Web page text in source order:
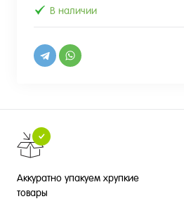
В наличии
Аккуратно упакуем хрупкие
товары